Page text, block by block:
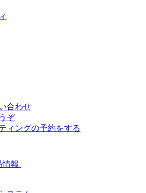
合わせ
ぞ
ィングの予約をする
情報